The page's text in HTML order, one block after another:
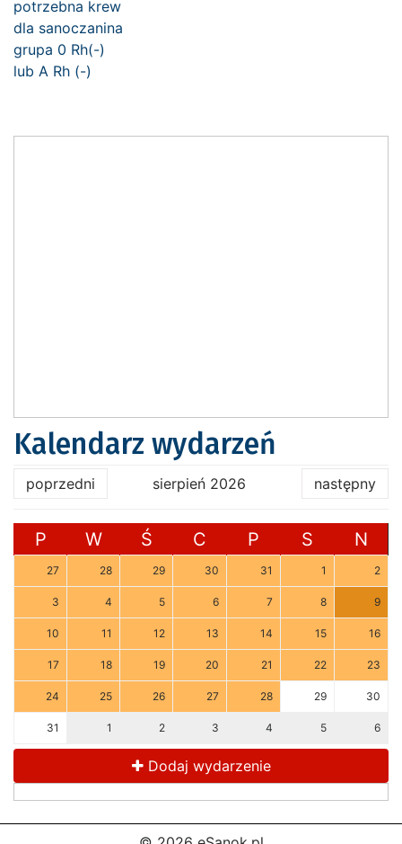
Kalendarz wydarzeń
poprzedni sierpień 2026 następny
P W Ś C P S N
27 28 29 30 31 1 2
3 4 5 6 7 8 9
10 11 12 13 14 15 16
17 18 19 20 21 22 23
24 25 26 27 28 29 30
31 1 2 3 4 5 6
Dodaj wydarzenie